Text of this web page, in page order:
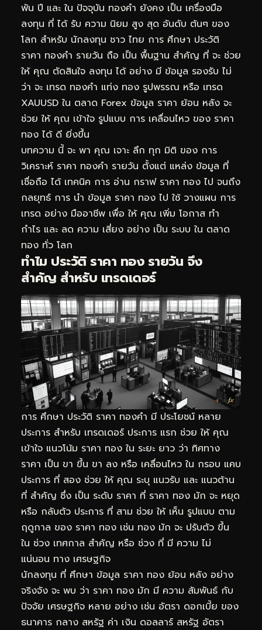
พัน ปี และ ใน ปัจจุบัน ทองคำ ยังคง เป็น เครื่องมือ
ลงทุน ที่ ได้ รับ ความ นิยม สูง สุด อันดับ ต้นๆ ของ
โลก สำหรับ นักลงทุน ชาว ไทย การ ศึกษา ประวัติ
ราคา ทองคำ รายวัน ถือ เป็น พื้นฐาน สำคัญ ที่ จะ ช่วย
ให้ คุณ ตัดสินใจ ลงทุน ได้ อย่าง มี ข้อมูล รองรับ ไม่
ว่า จะ เทรด ทองคำ แท่ง ทอง รูปพรรณ หรือ เทรด
XAUUSD ใน ตลาด Forex ข้อมูล ราคา ย้อน หลัง จะ
ช่วย ให้ คุณ เข้าใจ รูปแบบ การ เคลื่อนไหว ของ ราคา
ทอง ได้ ดี ยิ่งขึ้น
บทความ นี้ จะ พา คุณ เจาะ ลึก ทุก มิติ ของ การ
วิเคราะห์ ราคา ทองคำ รายวัน ตั้งแต่ แหล่ง ข้อมูล ที่
เชื่อถือ ได้ เทคนิค การ อ่าน กราฟ ราคา ทอง ไป จนถึง
กลยุทธ์ การ นำ ข้อมูล ราคา ทอง ไป ใช้ วางแผน การ
เทรด อย่าง มืออาชีพ เพื่อ ให้ คุณ เพิ่ม โอกาส ทำ
กำไร และ ลด ความ เสี่ยง อย่าง เป็น ระบบ ใน ตลาด
ทอง ทั่ว โลก
ทำไม ประวัติ ราคา ทอง รายวัน จึง
สำคัญ สำหรับ เทรดเดอร์
การ ศึกษา ประวัติ ราคา ทองคำ มี ประโยชน์ หลาย
ประการ สำหรับ เทรดเดอร์ ประการ แรก ช่วย ให้ คุณ
เข้าใจ แนวโน้ม ราคา ทอง ใน ระยะ ยาว ว่า ทิศทาง
ราคา เป็น ขา ขึ้น ขา ลง หรือ เคลื่อนไหว ใน กรอบ แคบ
ประการ ที่ สอง ช่วย ให้ คุณ ระบุ แนวรับ และ แนวต้าน
ที่ สำคัญ ซึ่ง เป็น ระดับ ราคา ที่ ราคา ทอง มัก จะ หยุด
หรือ กลับตัว ประการ ที่ สาม ช่วย ให้ เห็น รูปแบบ ตาม
ฤดูกาล ของ ราคา ทอง เช่น ทอง มัก จะ ปรับตัว ขึ้น
ใน ช่วง เทศกาล สำคัญ หรือ ช่วง ที่ มี ความ ไม่
แน่นอน ทาง เศรษฐกิจ
นักลงทุน ที่ ศึกษา ข้อมูล ราคา ทอง ย้อน หลัง อย่าง
จริงจัง จะ พบ ว่า ราคา ทอง มัก มี ความ สัมพันธ์ กับ
ปัจจัย เศรษฐกิจ หลาย อย่าง เช่น อัตรา ดอกเบี้ย ของ
ธนาคาร กลาง สหรัฐ ค่า เงิน ดอลลาร์ สหรัฐ อัตรา